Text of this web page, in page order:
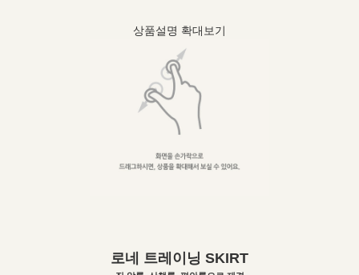
상품설명 확대보기
로네 트레이닝 SKIRT